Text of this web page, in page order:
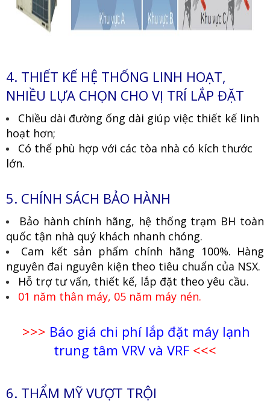
4. THIẾT KẾ HỆ THỐNG LINH HOẠT,
NHIỀU LỰA CHỌN CHO VỊ TRÍ LẮP ĐẶT
Chiều dài đường ống dài giúp việc thiết kế linh
hoạt hơn;
Có thể phù hợp với các tòa nhà có kích thước
lớn.
5. CHÍNH SÁCH BẢO HÀNH
Bảo hành chính hãng, hệ thống trạm BH toàn
quốc tận nhà quý khách nhanh chóng.
Cam kết sản phẩm chính hãng 100%. Hàng
nguyên đai nguyên kiện theo tiêu chuẩn của NSX.
Hỗ trợ tư vấn, thiết kế, lắp đặt theo yêu cầu.
01 năm thân máy, 05 năm máy nén.
>>> Báo giá chi phí lắp đặt máy lạnh
trung tâm VRV và VRF <<<
6. THẨM MỸ VƯỢT TRỘI